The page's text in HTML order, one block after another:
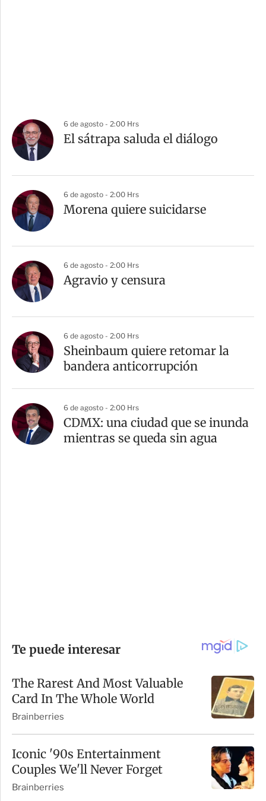
6 de agosto - 2:00 Hrs
El sátrapa saluda el diálogo
6 de agosto - 2:00 Hrs
Morena quiere suicidarse
6 de agosto - 2:00 Hrs
Agravio y censura
6 de agosto - 2:00 Hrs
Sheinbaum quiere retomar la
bandera anticorrupción
6 de agosto - 2:00 Hrs
CDMX: una ciudad que se inunda
mientras se queda sin agua